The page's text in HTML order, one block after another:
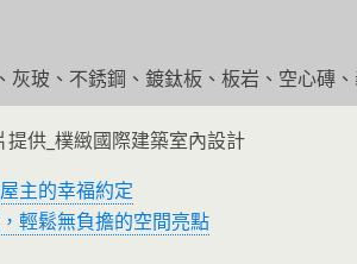
灰玻、不銹鋼、鍍鈦板、板岩、空心磚
供_樸緻國際建築室內設計
主的幸福約定
輕鬆無負擔的空間亮點